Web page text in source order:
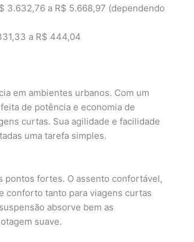
3.632,76 a R$ 5.668,97 (dependendo
a R$ 444,04
em ambientes urbanos. Com um
de potência e economia de
curtas. Sua agilidade e facilidade
uma tarefa simples.
pontos fortes. O assento confortável,
conforto tanto para viagens curtas
absorve bem as
suave.